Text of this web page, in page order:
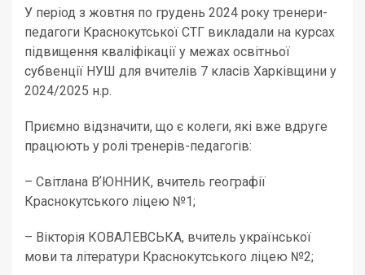
У період з жовтня по грудень 2024 року тренери-
педагоги Краснокутської СТГ викладали на курсах
підвищення кваліфікації у межах освітньої
субвенції НУШ для вчителів 7 класів Харківщини у
2024/2025 н.р.
Приємно відзначити, що є колеги, які вже вдруге
працюють у ролі тренерів-педагогів:
– Світлана ВʼЮННИК, вчитель географії
Краснокутського ліцею №1;
– Вікторія КОВАЛЕВСЬКА, вчитель української
мови та літератури Краснокутського ліцею №2;